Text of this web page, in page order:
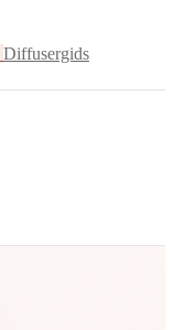
Diffusergids